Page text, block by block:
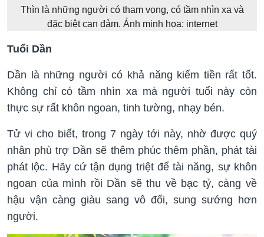
Thìn là những người có tham vọng, có tầm nhìn xa và
đặc biệt can đảm. Ảnh minh họa: internet
Tuổi Dần
Dần là những người có khả năng kiếm tiền rất tốt.
Không chỉ có tầm nhìn xa mà người tuổi này còn
thực sự rất khôn ngoan, tinh tường, nhạy bén.
Tử vi cho biết, trong 7 ngày tới này, nhờ được quý
nhân phù trợ Dần sẽ thêm phúc thêm phần, phát tài
phát lộc. Hãy cứ tận dụng triệt để tài năng, sự khôn
ngoan của mình rồi Dần sẽ thu về bạc tỷ, càng về
hậu vận càng giàu sang vô đối, sung sướng hơn
người.